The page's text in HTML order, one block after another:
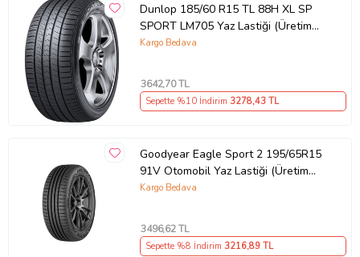
Dunlop 185/60 R15 TL 88H XL SP
SPORT LM705 Yaz Lastiği (Üretim
Tarihi:2026)
Kargo Bedava
3642,70 TL
Sepette %10 İndirim 3278,43 TL
Goodyear Eagle Sport 2 195/65R15
91V Otomobil Yaz Lastiği (Üretim
Yılı: 2025)
Kargo Bedava
3496,62 TL
Sepette %8 İndirim 3216,89 TL